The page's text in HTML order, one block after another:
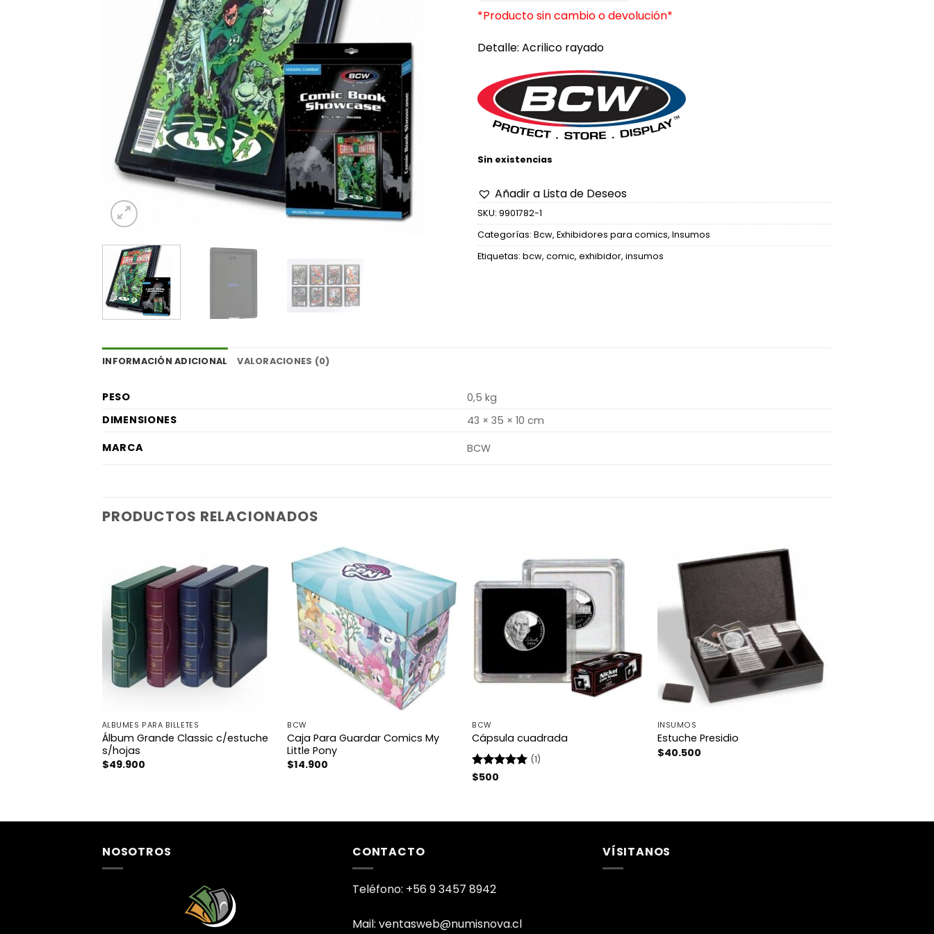
era:
$9.700.
es:
$7.274.
*Producto sin cambio o devolución*
Detalle: Acrilico rayado
Sin existencias
Añadir a Lista de Deseos
SKU: 9901782-1
Categorías: Bcw, Exhibidores para comics, Insumos
Etiquetas: bcw, comic, exhibidor, insumos
INFORMACIÓN ADICIONAL VALORACIONES (0)
PESO
0,5 kg
DIMENSIONES
43 × 35 × 10 cm
MARCA
BCW
PRODUCTOS RELACIONADOS
ÁLBUMES PARA BILLETES
Álbum Grande Classic c/estuche
s/hojas
$49.900
BCW
Caja Para Guardar Comics My
Little Pony
$14.900
BCW
Cápsula cuadrada
Valorado
(1)
$500
INSUMOS
Estuche Presidio
$40.500
NOSOTROS CONTACTO
Teléfono: +56 9 3457 8942
Mail: ventasweb@numisnova.cl
VÍSITANOS